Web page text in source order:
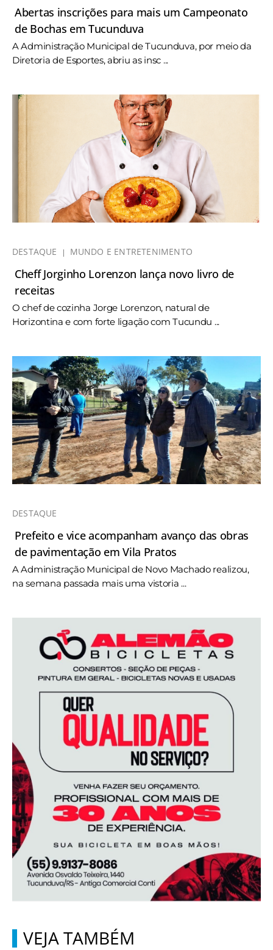
Abertas inscrições para mais um Campeonato
de Bochas em Tucunduva
A Administração Municipal de Tucunduva, por meio da
Diretoria de Esportes, abriu as insc ...
DESTAQUE MUNDO E ENTRETENIMENTO
Cheff Jorginho Lorenzon lança novo livro de
receitas
O chef de cozinha Jorge Lorenzon, natural de
Horizontina e com forte ligação com Tucundu ...
DESTAQUE
Prefeito e vice acompanham avanço das obras
de pavimentação em Vila Pratos
A Administração Municipal de Novo Machado realizou,
na semana passada mais uma vistoria ...
VEJA TAMBÉM